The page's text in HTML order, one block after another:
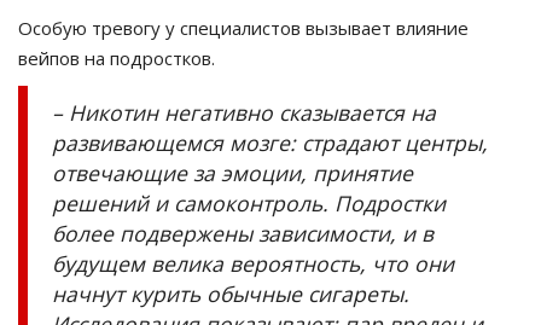
Особую тревогу у специалистов вызывает влияние
вейпов на подростков.
– Никотин негативно сказывается на
развивающемся мозге: страдают центры,
отвечающие за эмоции, принятие
решений и самоконтроль. Подростки
более подвержены зависимости, и в
будущем велика вероятность, что они
начнут курить обычные сигареты.